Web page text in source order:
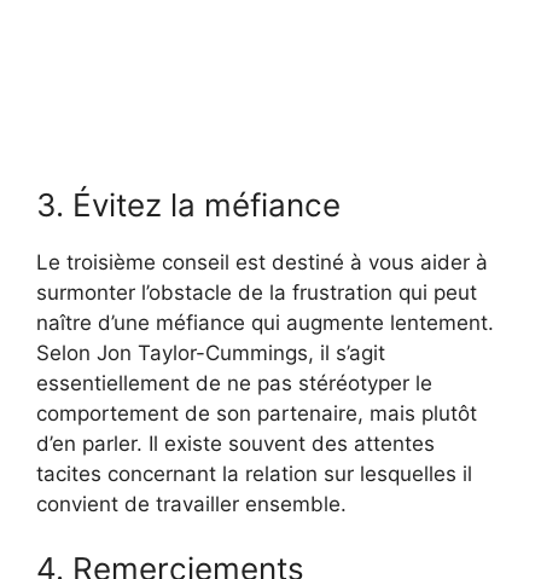
3. Évitez la méfiance
Le troisième conseil est destiné à vous aider à
surmonter l’obstacle de la frustration qui peut
naître d’une méfiance qui augmente lentement.
Selon Jon Taylor-Cummings, il s’agit
essentiellement de ne pas stéréotyper le
comportement de son partenaire, mais plutôt
d’en parler. Il existe souvent des attentes
tacites concernant la relation sur lesquelles il
convient de travailler ensemble.
4. Remerciements